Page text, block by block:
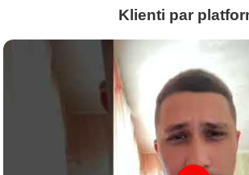
Klienti par